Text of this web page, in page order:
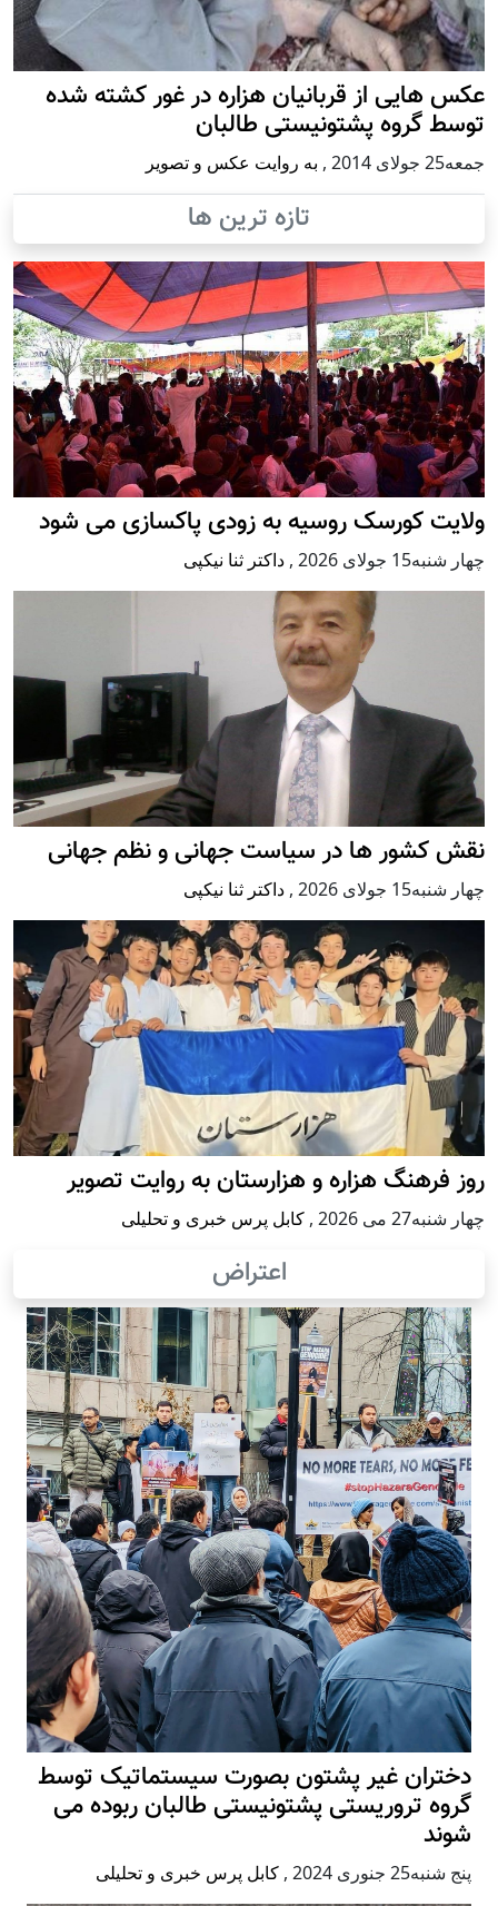
عکس هایی از قربانیان هزاره در غور کشته شده
توسط گروه پشتونیستی طالبان
جمعه25 جولای 2014 , به روایت عکس و تصویر
تازه ترین ها
ولایت کورسک روسیه به زودی پاکسازی می شود
چهار شنبه15 جولای 2026 , داکتر ثنا نیکپی
نقش کشور ها در سیاست جهانی و نظم جهانی
چهار شنبه15 جولای 2026 , داکتر ثنا نیکپی
روز فرهنگ هزاره و هزارستان به روایت تصویر
چهار شنبه27 می 2026 , کابل پرس خبری و تحلیلی
اعتراض
دختران غیر پشتون بصورت سیستماتیک توسط
گروه تروریستی پشتونیستی طالبان ربوده می
شوند
پنج شنبه25 جنوری 2024 , کابل پرس خبری و تحلیلی